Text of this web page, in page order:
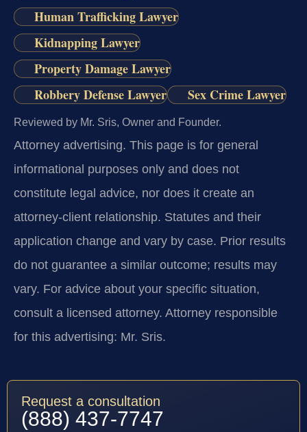
Human Trafficking Lawyer
Kidnapping Lawyer
Property Damage Lawyer
Robbery Defense Lawyer
Sex Crime Lawyer
Reviewed by Mr. Sris, Owner and Founder.
Attorney advertising. This page is for general
informational purposes only and does not
constitute legal advice, nor does it create an
attorney-client relationship. Statutes and their
application change and vary by case. Prior results
do not guarantee a similar outcome; results may
vary. For advice about your specific situation,
consult a licensed attorney. Attorney responsible
for this advertising: Mr. Sris.
Request a consultation
(888) 437-7747